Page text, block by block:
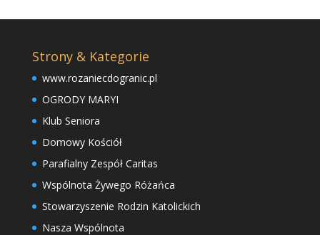
Strony & Kategorie
www.rozaniecdogranic.pl
OGRODY MARYI
Klub Seniora
Domowy Kościół
Parafialny Zespół Caritas
Wspólnota Żywego Różańca
Stowarzyszenie Rodzin Katolickich
Nasza Wspólnota